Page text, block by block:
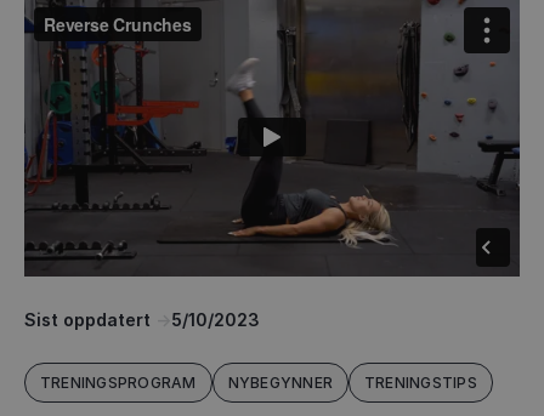
Sist oppdatert 5/10/2023
TRENINGSPROGRAM NYBEGYNNER TRENINGSTIPS